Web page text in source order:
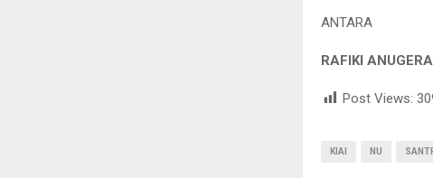
ANTARA
RAFIKI
Post Views:
KIAI NU